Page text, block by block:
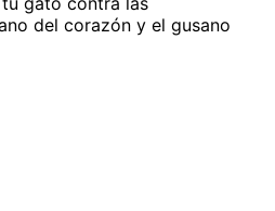
del corazón y el gusano